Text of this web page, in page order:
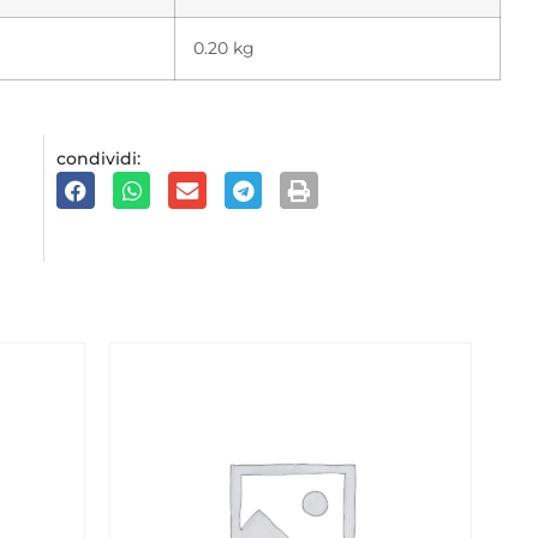
0.20 kg
condividi: